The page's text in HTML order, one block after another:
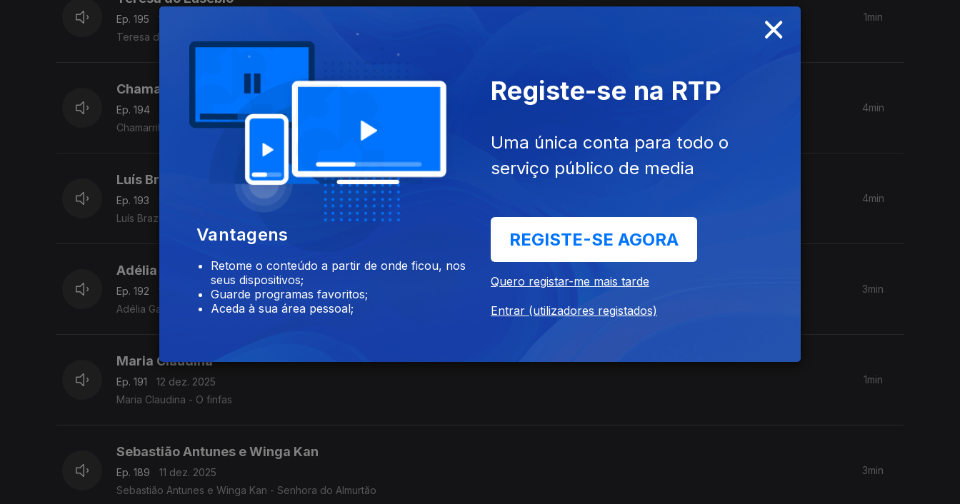
Ep. 195
18 dez. 2025
Teresa do Eusébio - rouba rouba ou que me rouba
1min
Chamarrita do cais do galego
Ep. 194
Chamarrita do cais do galego
4min
Luís Brazil
Ep. 193
16 dez. 2025
Luís Brazil - Ilha de São Jorge
4min
Adélia Garcia
Ep. 192
15 dez. 2025
Adélia Garcia - Vou te esta carta escrever
3min
Maria Claudina
Ep. 191
12 dez. 2025
Maria Claudina - O finfas
1min
Sebastião Antunes e Winga Kan
Ep. 189
11 dez. 2025
Sebastião Antunes e Winga Kan - Senhora do Almurtão
3min
×
Vantagens
Retome o conteúdo a partir de onde ficou, nos
seus dispositivos;
Guarde programas favoritos;
Aceda à sua área pessoal;
Registe-se na RTP
Uma única conta para todo o
serviço público de media
REGISTE-SE AGORA
Quero registar-me mais tarde
Entrar (utilizadores registados)